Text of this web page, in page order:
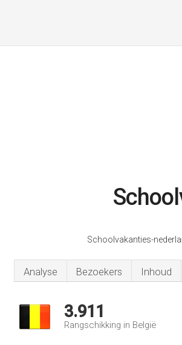
Schoolvakanties-
Analyse Bezoekers Inhoud
3.911
Rangschikking in België